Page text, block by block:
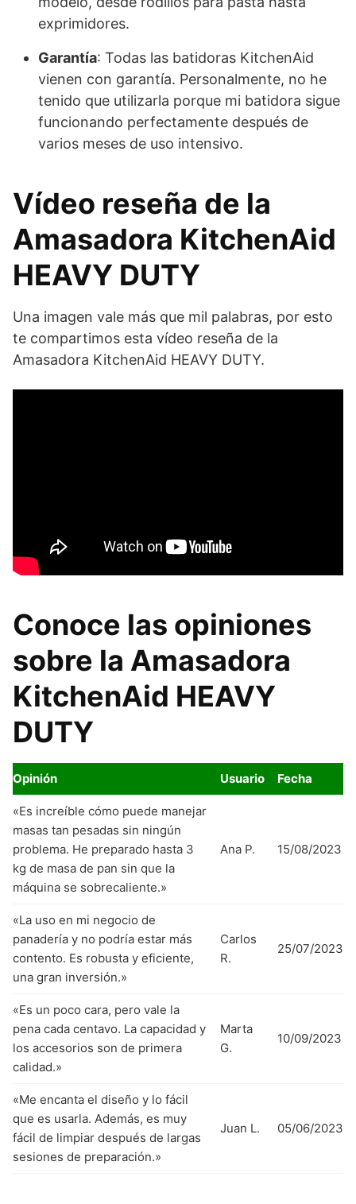
exprimidores.
Garantía: Todas las batidoras KitchenAid
vienen con garantía. Personalmente, no he
tenido que utilizarla porque mi batidora sigue
funcionando perfectamente después de
varios meses de uso intensivo.
Vídeo reseña de la
Amasadora KitchenAid
HEAVY DUTY
Una imagen vale más que mil palabras, por esto
te compartimos esta vídeo reseña de la
Amasadora KitchenAid HEAVY DUTY.
Conoce las opiniones
sobre la Amasadora
KitchenAid HEAVY
DUTY
Opinión Usuario Fecha
«Es increíble cómo puede manejar
masas tan pesadas sin ningún
problema. He preparado hasta 3
kg de masa de pan sin que la
máquina se sobrecaliente.»
Ana P. 15/08/2023
«La uso en mi negocio de
panadería y no podría estar más
contento. Es robusta y eficiente,
una gran inversión.»
Carlos
R.
25/07/2023
«Es un poco cara, pero vale la
pena cada centavo. La capacidad y
los accesorios son de primera
calidad.»
Marta
G.
10/09/2023
«Me encanta el diseño y lo fácil
que es usarla. Además, es muy
fácil de limpiar después de largas
sesiones de preparación.»
Juan L. 05/06/2023